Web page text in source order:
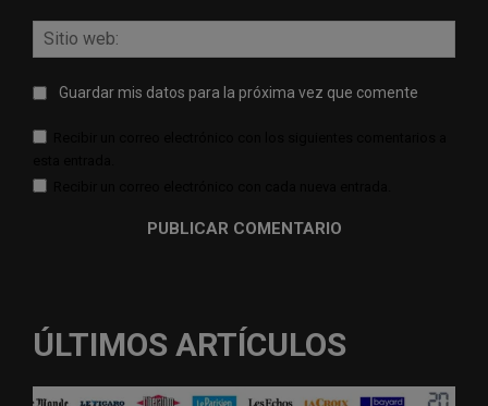
Guardar mis datos para la próxima vez que comente
ÚLTIMOS ARTÍCULOS